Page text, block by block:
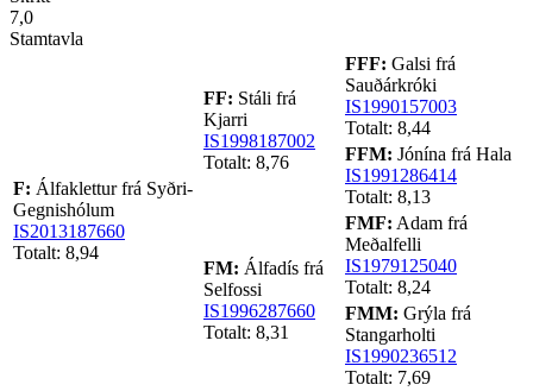
7,0
Stamtavla
F: Álfaklettur frá Syðri-
Gegnishólum
IS2013187660
Totalt: 8,94
FF: Stáli frá
Kjarri
IS1998187002
Totalt: 8,76
FFF: Galsi frá
Sauðárkróki
IS1990157003
Totalt: 8,44
FFM: Jónína frá Hala
IS1991286414
Totalt: 8,13
FM: Álfadís frá
Selfossi
IS1996287660
Totalt: 8,31
FMF: Adam frá
Meðalfelli
IS1979125040
Totalt: 8,24
FMM: Grýla frá
Stangarholti
IS1990236512
Totalt: 7,69